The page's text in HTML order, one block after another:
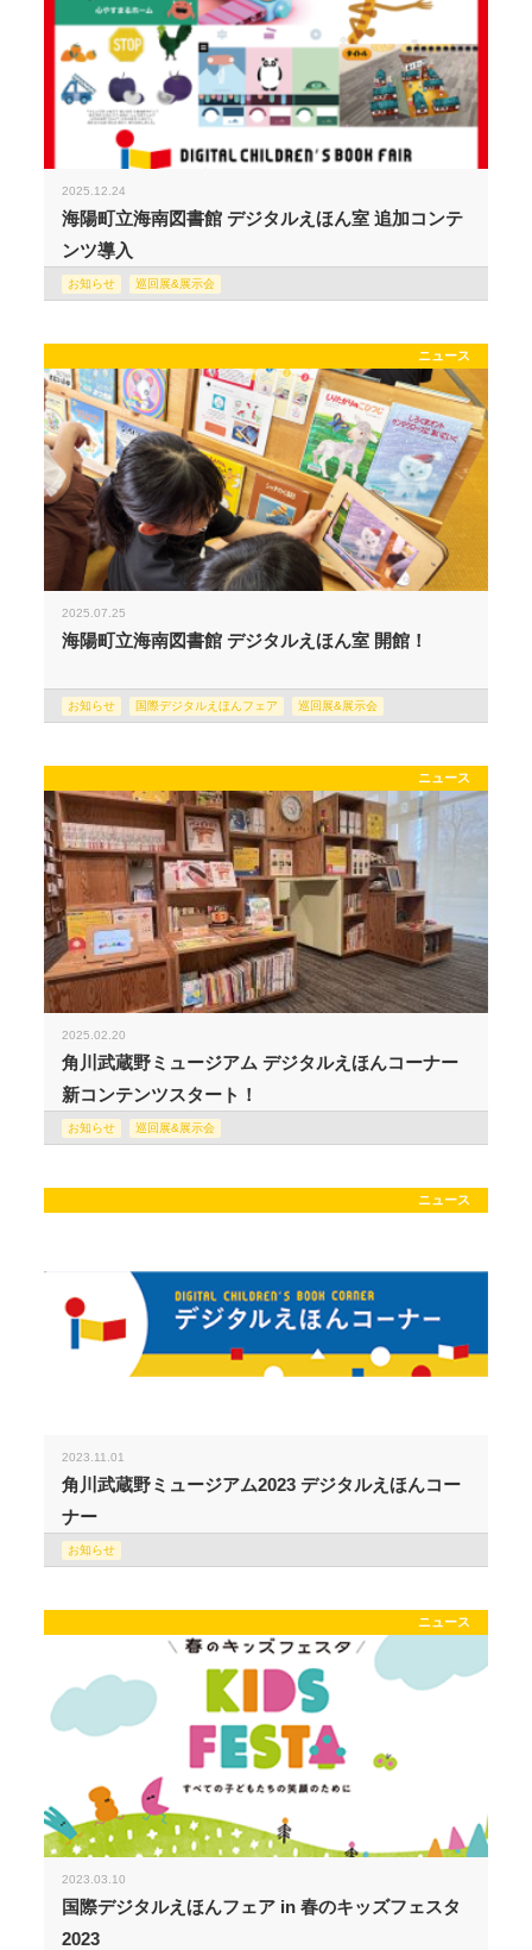
2025.12.24
海陽町立海南図書館 デジタルえほん室 追加コンテ
ンツ導入
お知らせ 巡回展&展示会
ニュース
2025.07.25
海陽町立海南図書館 デジタルえほん室 開館！
お知らせ 国際デジタルえほんフェア 巡回展&展示会
ニュース
2025.02.20
角川武蔵野ミュージアム デジタルえほんコーナー
新コンテンツスタート！
お知らせ 巡回展&展示会
ニュース
2023.11.01
角川武蔵野ミュージアム2023 デジタルえほんコー
ナー
お知らせ
ニュース
2023.03.10
国際デジタルえほんフェア in 春のキッズフェスタ
2023